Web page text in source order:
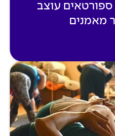
ספורטאים עוצב
מאמנים